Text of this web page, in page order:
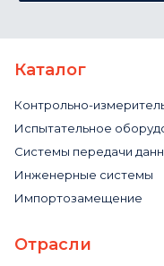
Каталог
Контрольно-
Испытательное
Системы передачи
Инженерные системы
Импортозамещение
Отрасли